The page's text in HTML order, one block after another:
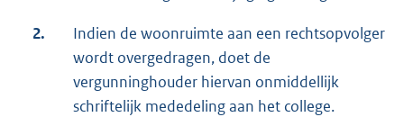
2.
Indien de woonruimte aan een rechtsopvolger
wordt overgedragen, doet de
vergunninghouder hiervan onmiddellijk
schriftelijk mededeling aan het college.